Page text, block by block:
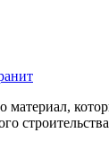
материал,